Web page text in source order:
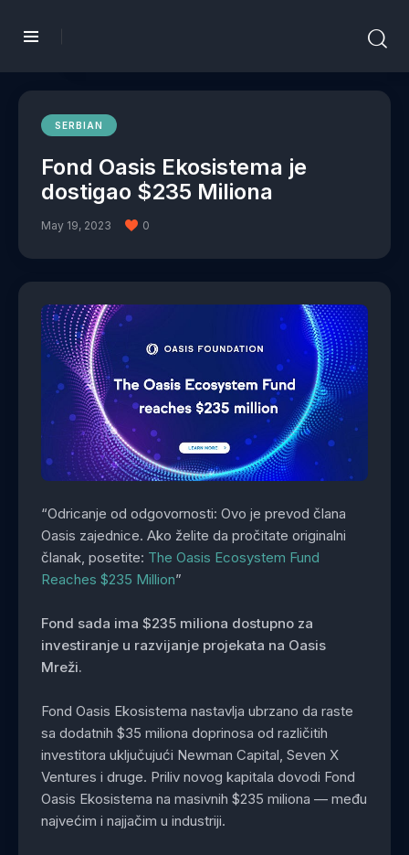
SERBIAN
Fond Oasis Ekosistema je
dostigao $235 Miliona
May 19, 2023 0
“Odricanje od odgovornosti: Ovo je prevod člana
Oasis zajednice. Ako želite da pročitate originalni
članak, posetite: The Oasis Ecosystem Fund
Reaches $235 Million”
Fond sada ima $235 miliona dostupno za
investiranje u razvijanje projekata na Oasis
Mreži.
Fond Oasis Ekosistema nastavlja ubrzano da raste
sa dodatnih $35 miliona doprinosa od različitih
investitora uključujući Newman Capital, Seven X
Ventures i druge. Priliv novog kapitala dovodi Fond
Oasis Ekosistema na masivnih $235 miliona — među
najvećim i najjačim u industriji.